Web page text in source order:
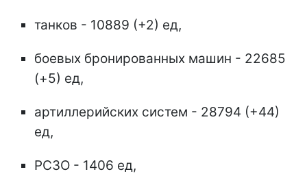
танков - 10889 (+2) ед,
боевых бронированных машин - 22685
(+5) ед,
артиллерийских систем - 28794 (+44)
ед,
РСЗО - 1406 ед,